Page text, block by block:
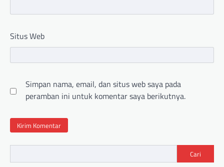
Situs Web
Simpan nama, email, dan situs web saya pada
peramban ini untuk komentar saya berikutnya.
Cari